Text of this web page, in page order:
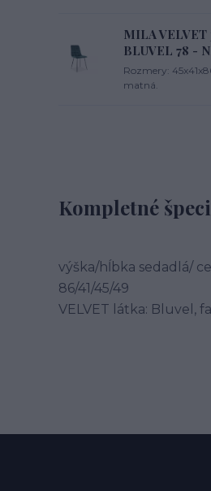
MILA
BLUVEL 78 -
Rozmery:
matná.
Kompletné
výška/hĺbka sedadlá/
86/41/45/49
VELVET látka: Bluvel,